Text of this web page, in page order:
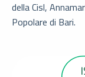
della Cisl,
Popolare di Bari.